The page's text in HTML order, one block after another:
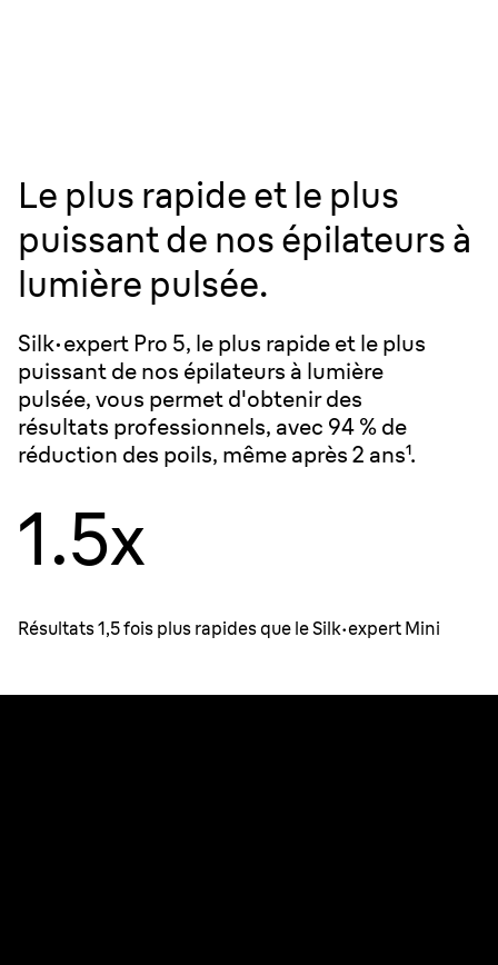
Le plus rapide et le plus
puissant de nos épilateurs à
lumière pulsée.
Silk·expert Pro 5, le plus rapide et le plus
puissant de nos épilateurs à lumière
pulsée, vous permet d'obtenir des
résultats professionnels, avec 94 % de
réduction des poils, même après 2 ans¹.
1.5x
Résultats 1,5 fois plus rapides que le Silk·expert Mini